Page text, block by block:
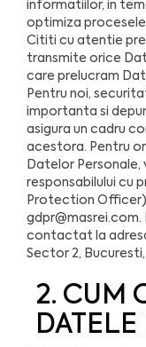
informatiilor, in
optimiza
Cititi cu atentie
transmite orice
care prelucram
Pentru noi,
importanta si
asigura un cadru
acestora. Pentru
Datelor Personale,
responsabilului cu
Protection
gdpr@masrei.com.
contactat la
Sector 2,
2. CUM